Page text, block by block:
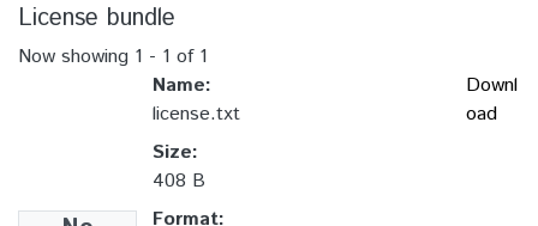
License bundle
Now showing 1 - 1 of 1
Name:
license.txt
Size:
408 B
Format:
Downl
oad